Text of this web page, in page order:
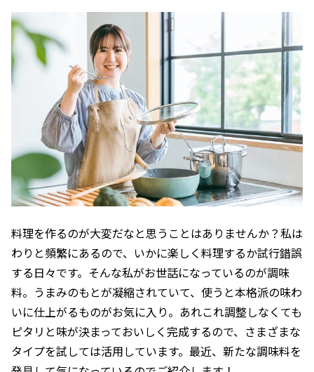
料理を作るのが大変だなと思うことはありませんか？私は
わりと頻繁にあるので、いかに楽しく料理するか試行錯誤
する日々です。そんな私がお世話になっているのが調味
料。うまみのもとが凝縮されていて、使うと本格派の味わ
いに仕上がるものがお気に入り。あれこれ調整しなくても
ピタリと味が決まっておいしく完成するので、さまざまな
タイプを試しては活用しています。最近、新たな調味料を